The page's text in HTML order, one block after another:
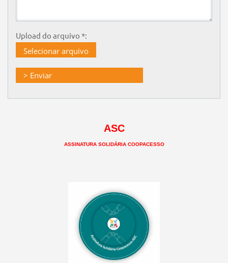
Upload do arquivo *:
Selecionar arquivo
ASC
ASSINATURA SOLIDÁRIA COOPACESSO